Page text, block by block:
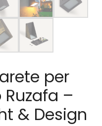
per
Ruzafa –
& Design